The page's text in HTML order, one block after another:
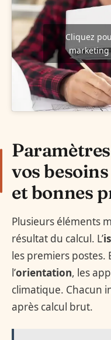
Cliquez
vos
et bonnes
Plusieurs éléments
résultat du calcul. L’
les premiers postes.
l’orientation, les
climatique. Chacun
après calcul brut.